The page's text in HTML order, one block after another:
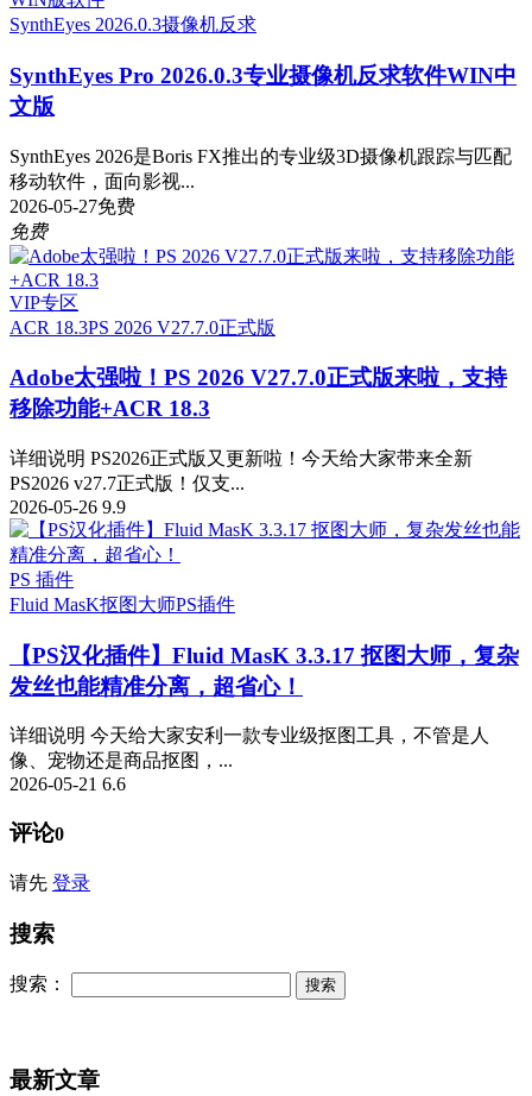
SynthEyes 2026.0.3摄像机反求
SynthEyes Pro 2026.0.3专业摄像机反求软件WIN中
文版
SynthEyes 2026是Boris FX推出的专业级3D摄像机跟踪与匹配
移动软件，面向影视...
2026-05-27免费
免费
VIP专区
ACR 18.3PS 2026 V27.7.0正式版
Adobe太强啦！PS 2026 V27.7.0正式版来啦，支持
移除功能+ACR 18.3
详细说明 PS2026正式版又更新啦！今天给大家带来全新
PS2026 v27.7正式版！仅支...
2026-05-26 9.9
PS 插件
Fluid MasK抠图大师PS插件
【PS汉化插件】Fluid MasK 3.3.17 抠图大师，复杂
发丝也能精准分离，超省心！
详细说明 今天给大家安利一款专业级抠图工具，不管是人
像、宠物还是商品抠图，...
2026-05-21 6.6
评论0
请先 登录
搜索
搜索：
最新文章